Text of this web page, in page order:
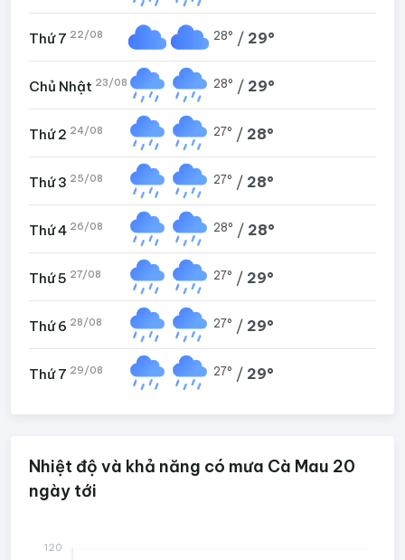
Thứ 7 22/08 28° / 29°
Chủ Nhật 23/08 28° / 29°
Thứ 2 24/08 27° / 28°
Thứ 3 25/08 27° / 28°
Thứ 4 26/08 28° / 28°
Thứ 5 27/08 27° / 29°
Thứ 6 28/08 27° / 29°
Thứ 7 29/08 27° / 29°
Nhiệt độ và khả năng có mưa Cà Mau 20
ngày tới
120